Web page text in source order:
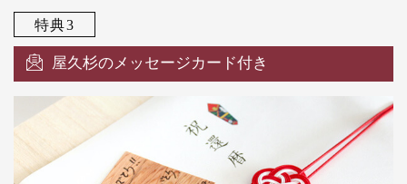
特典3
屋久杉のメッセージカード付き